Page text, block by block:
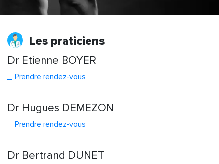
Les praticiens
Dr Etienne BOYER
Prendre rendez-vous
Dr Hugues DEMEZON
Prendre rendez-vous
Dr Bertrand DUNET